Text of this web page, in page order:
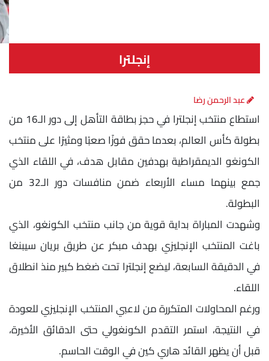
إنجلترا
عبد الرحمن رضا
استطاع منتخب إنجلترا في حجز بطاقة التأهل إلى دور الـ16 من
بطولة كأس العالم، بعدما حقق فوزًا صعبًا ومثيرًا على منتخب
الكونغو الديمقراطية بهدفين مقابل هدف، في اللقاء الذي
جمع بينهما مساء الأربعاء ضمن منافسات دور الـ32 من
البطولة.
وشهدت المباراة بداية قوية من جانب منتخب الكونغو، الذي
باغت المنتخب الإنجليزي بهدف مبكر عن طريق بريان سيبنغا
في الدقيقة السابعة، ليضع إنجلترا تحت ضغط كبير منذ انطلاق
اللقاء.
ورغم المحاولات المتكررة من لاعبي المنتخب الإنجليزي للعودة
في النتيجة، استمر التقدم الكونغولي حتى الدقائق الأخيرة،
قبل أن يظهر القائد هاري كين في الوقت الحاسم.